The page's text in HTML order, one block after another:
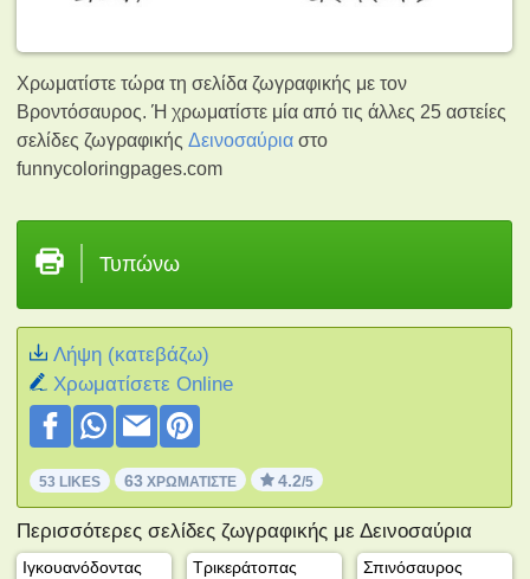
Χρωματίστε τώρα τη σελίδα ζωγραφικής με τον
Βροντόσαυρος. Ή χρωματίστε μία από τις άλλες 25 αστείες
σελίδες ζωγραφικήςΔεινοσαύρια στο
funnycoloringpages.com
Τυπώνω
Λήψη (κατεβάζω)
Xρωματίσετε Online
53 LIKES 63 ΧΡΩΜΑΤΊΣΤΕ 4.2/5
Περισσότερες σελίδες ζωγραφικής με Δεινοσαύρια
Ιγκουανόδοντας Τρικεράτοπας Σπινόσαυρος